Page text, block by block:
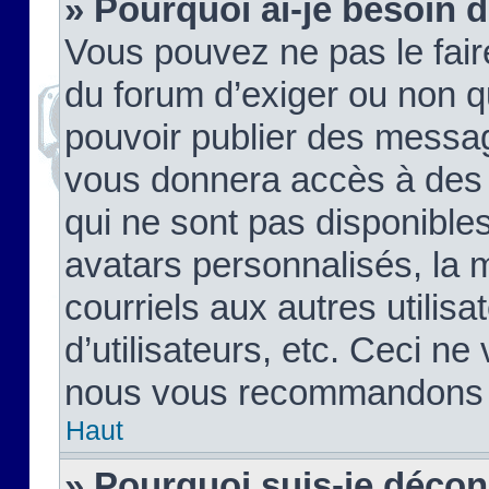
» Pourquoi ai-je besoin
Vous pouvez ne pas le
du forum d’exiger ou non
pouvoir publier des
vous donnera accès à
qui ne sont pas
avatars personnalisés, la
courriels aux autres
d’utilisateurs, etc. Ceci
nous vous
Haut